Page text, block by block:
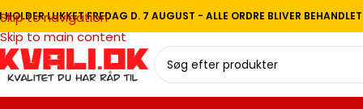
Skip to navigation
Skip to main content
HOLDER LUKKET FREDAG D. 7 AUGUST - ALLE ORDRE BLIVER